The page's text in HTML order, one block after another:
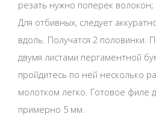
резать нужно поперек волокон;
Для отбивных, следует
вдоль. Получатся 2 половинки.
двумя листами пергаментной
пройдитесь по ней несколько
молотком легко. Готовое филе
примерно 5 мм.